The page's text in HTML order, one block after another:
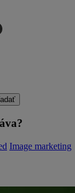
Image marketing